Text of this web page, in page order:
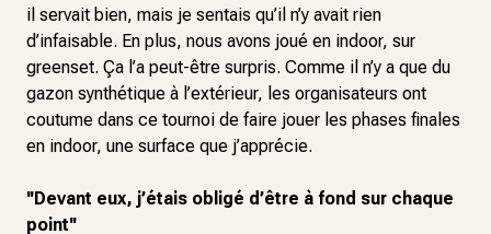
il servait bien, mais je sentais qu’il n’y avait rien
d’infaisable. En plus, nous avons joué en indoor, sur
greenset. Ça l’a peut-être surpris. Comme il n’y a que du
gazon synthétique à l’extérieur, les organisateurs ont
coutume dans ce tournoi de faire jouer les phases finales
en indoor, une surface que j’apprécie.
''Devant eux, j’étais obligé d’être à fond sur chaque
point''